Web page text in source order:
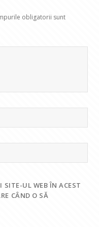
obligatorii sunt
UL WEB ÎN ACEST
CÂND O SĂ